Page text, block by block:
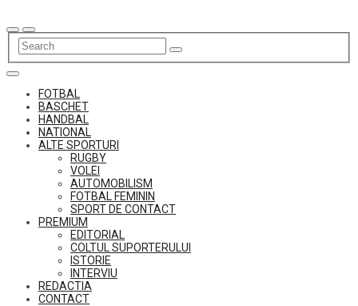
to
content
FOTBAL
BASCHET
HANDBAL
NATIONAL
ALTE SPORTURI
RUGBY
VOLEI
AUTOMOBILISM
FOTBAL FEMININ
SPORT DE CONTACT
PREMIUM
EDITORIAL
COLTUL SUPORTERULUI
ISTORIE
INTERVIU
REDACTIA
CONTACT